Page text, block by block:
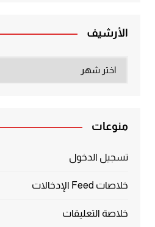
الأرشيف
منوعات
تسجيل الدخول
خلاصات Feed الإدخالات
خلاصة التعليقات